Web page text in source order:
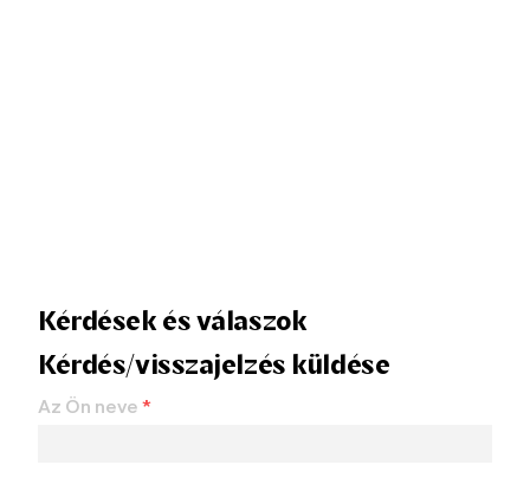
Kérdések és válaszok
Kérdés/visszajelzés küldése
Az Ön neve *